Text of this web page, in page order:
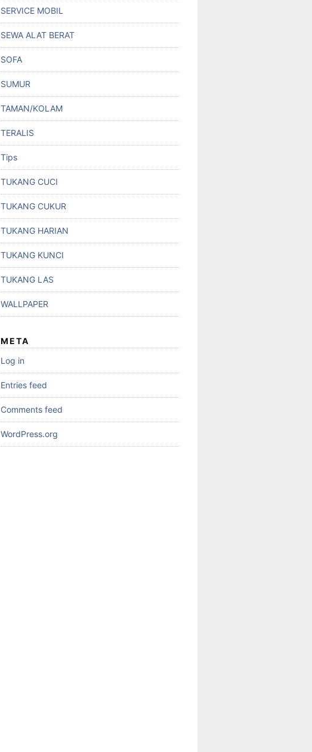
SERVICE MOBIL
SEWA ALAT BERAT
SOFA
SUMUR
TAMAN/KOLAM
TERALIS
Tips
TUKANG CUCI
TUKANG CUKUR
TUKANG HARIAN
TUKANG KUNCI
TUKANG LAS
WALLPAPER
META
Log in
Entries feed
Comments feed
WordPress.org